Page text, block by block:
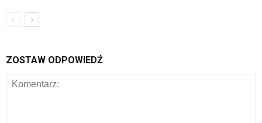
ZOSTAW ODPOWIEDŹ